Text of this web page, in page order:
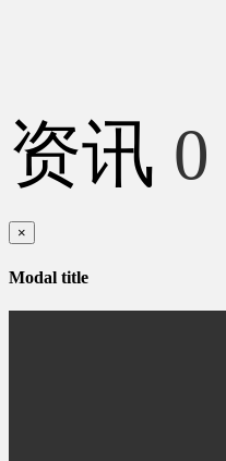
资讯 0
×
Modal title